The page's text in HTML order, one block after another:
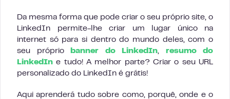
Da mesma forma que pode criar o seu próprio site, o
LinkedIn permite-lhe criar um lugar único na
internet só para si dentro do mundo deles, com o
seu próprio
banner do LinkedIn, resumo do
LinkedIn e tudo! A melhor parte? Criar o seu URL
personalizado do LinkedIn é grátis!
Aqui aprenderá tudo sobre como, porquê, onde e o